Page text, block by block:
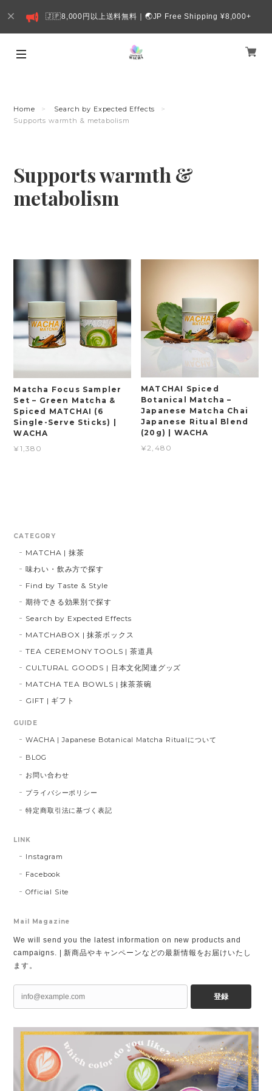
🇯🇵8,000円以上送料無料｜🌏JP Free Shipping ¥8,000+
Home
Search by Expected Effects
Supports warmth & metabolism
Supports warmth &
metabolism
Matcha Focus Sampler
Set – Green Matcha &
Spiced MATCHAI (6
Single-Serve Sticks) |
WACHA
¥1,380
MATCHAI Spiced
Botanical Matcha –
Japanese Matcha Chai
Japanese Ritual Blend
(20g) | WACHA
¥2,480
CATEGORY
MATCHA | 抹茶
味わい・飲み方で探す
Find by Taste & Style
期待できる効果別で探す
Search by Expected Effects
MATCHABOX | 抹茶ボックス
TEA CEREMONY TOOLS | 茶道具
CULTURAL GOODS | 日本文化関連グッズ
MATCHA TEA BOWLS | 抹茶茶碗
GIFT | ギフト
GUIDE
WACHA | Japanese Botanical Matcha Ritualについて
BLOG
お問い合わせ
プライバシーポリシー
特定商取引法に基づく表記
LINK
Instagram
Facebook
Official Site
Mail Magazine
We will send you the latest information on new products and
campaigns. | 新商品やキャンペーンなどの最新情報をお届けいたし
ます。
登録